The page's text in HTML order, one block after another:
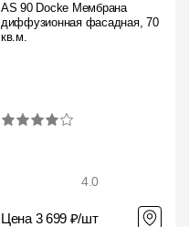
AS 90 Docke Мембрана
диффузионная фасадная, 70
кв.м.
4.0
Цена 3 699 ₽/шт